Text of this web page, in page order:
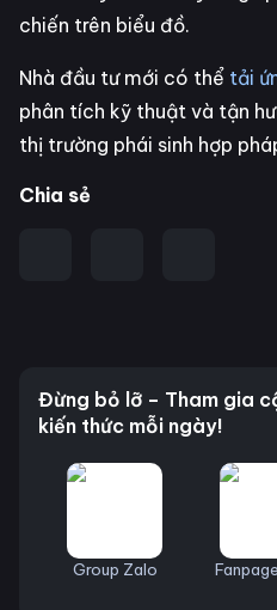
chiến trên biểu đồ.
Nhà đầu tư mới có thể tải
phân tích kỹ thuật và tận
thị trường phái sinh hợp
Chia sẻ
Đừng bỏ lỡ – Tham gia
kiến thức mỗi ngày!
Group Zalo